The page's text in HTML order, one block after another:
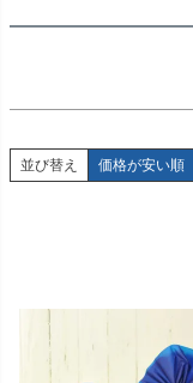
並び替え 価格が安い順